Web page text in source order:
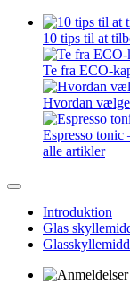
10 tips til at
Te fra ECO-
Hvordan
Espresso tonic
alle artikler
Introduktion
Glas